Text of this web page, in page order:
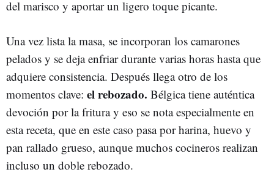
del marisco y aportar un ligero toque picante.
Una vez lista la masa, se incorporan los camarones
pelados y se deja enfriar durante varias horas hasta que
adquiere consistencia. Después llega otro de los
momentos clave: el rebozado. Bélgica tiene auténtica
devoción por la fritura y eso se nota especialmente en
esta receta, que en este caso pasa por harina, huevo y
pan rallado grueso, aunque muchos cocineros realizan
incluso un doble rebozado.